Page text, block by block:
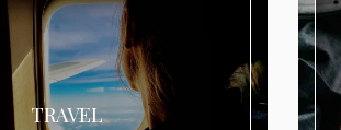
TRAVEL